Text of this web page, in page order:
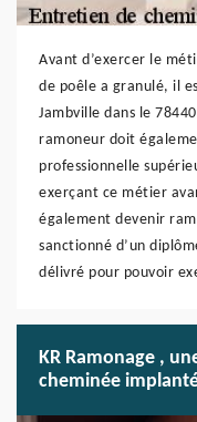
Avant d’exercer le
de poêle a granulé, il
Jambville dans le 78440
ramoneur doit
professionnelle
exerçant ce métier
également devenir
sanctionné d’un
délivré pour pouvoir
KR Ramonage ,
cheminée